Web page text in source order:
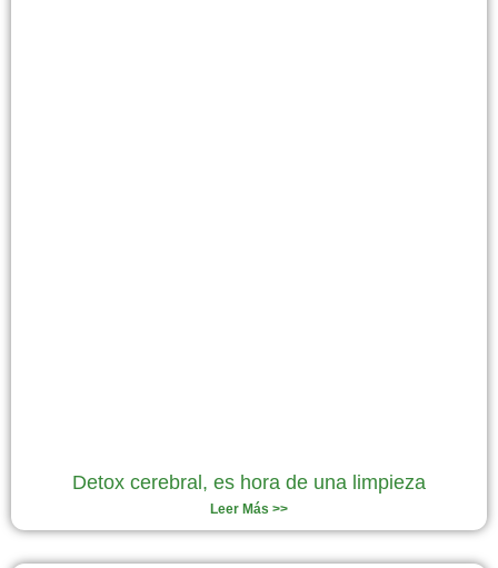
Detox cerebral, es hora de una limpieza
Leer Más >>